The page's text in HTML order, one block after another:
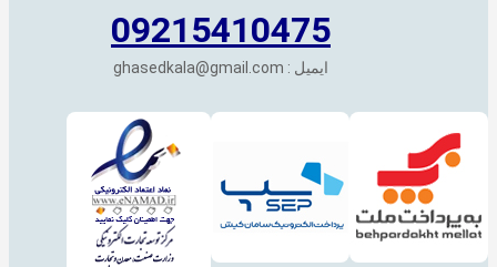
09215410475
ایمیل : ghasedkala@gmail.com